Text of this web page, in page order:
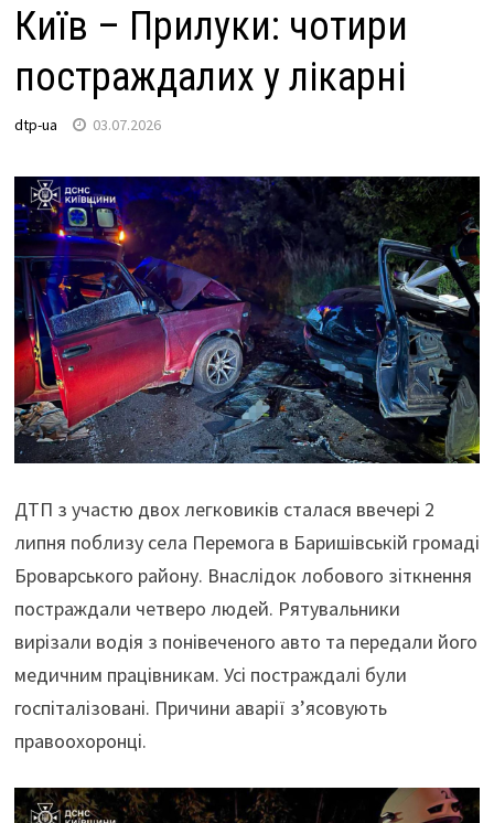
Київ – Прилуки: чотири
постраждалих у лікарні
dtp-ua 03.07.2026
ДТП з участю двох легковиків сталася ввечері 2
липня поблизу села Перемога в Баришівській громаді
Броварського району. Внаслідок лобового зіткнення
постраждали четверо людей. Рятувальники
вирізали водія з понівеченого авто та передали його
медичним працівникам. Усі постраждалі були
госпіталізовані. Причини аварії з’ясовують
правоохоронці.